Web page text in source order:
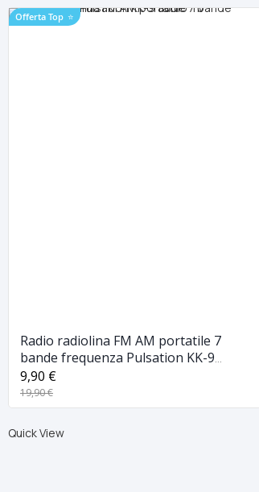
Offerta Top ⭐
Radio radiolina FM AM portatile 7
bande frequenza Pulsation KK-9
audio TV
9,90 €
19,90 €
Quick View